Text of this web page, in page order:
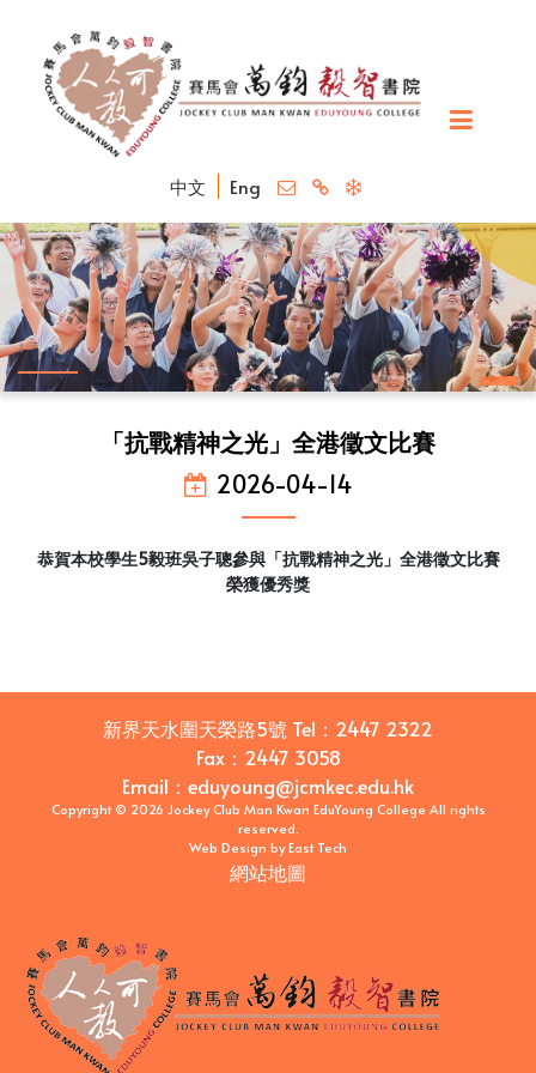
中文 Eng
「抗戰精神之光」全港徵文比賽
2026-04-14
恭賀本校學生5毅班吳子聰參與「抗戰精神之光」全港徵文比賽
榮獲優秀獎
新界天水圍天榮路5號 Tel： 2447 2322
Fax： 2447 3058
Email ： eduyoung@jcmkec.edu.hk
Copyright © 2026 Jockey Club Man Kwan EduYoung College All rights
reserved.
Web Design byEast Tech
網站地圖